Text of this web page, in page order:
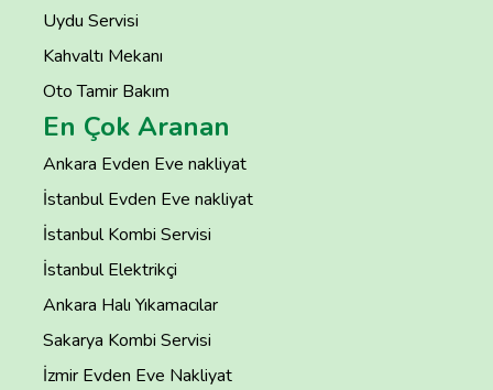
Uydu Servisi
Kahvaltı Mekanı
Oto Tamir Bakım
En Çok Aranan
Ankara Evden Eve nakliyat
İstanbul Evden Eve nakliyat
İstanbul Kombi Servisi
İstanbul Elektrikçi
Ankara Halı Yıkamacılar
Sakarya Kombi Servisi
İzmir Evden Eve Nakliyat